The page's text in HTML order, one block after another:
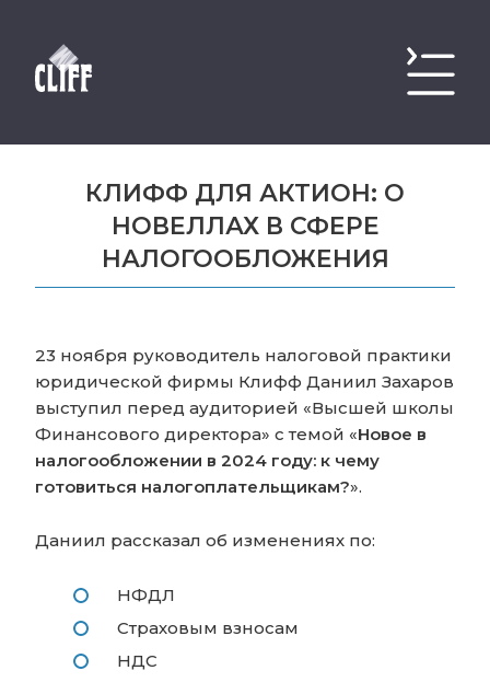
КЛИФФ ДЛЯ АКТИОН: О
НОВЕЛЛАХ В СФЕРЕ
НАЛОГООБЛОЖЕНИЯ
23 ноября руководитель налоговой практики
юридической фирмы Клифф Даниил Захаров
выступил перед аудиторией «Высшей школы
Финансового директора» с темой «Новое в
налогообложении в 2024 году: к чему
готовиться налогоплательщикам?».
Даниил рассказал об изменениях по:
НФДЛ
Страховым взносам
НДС